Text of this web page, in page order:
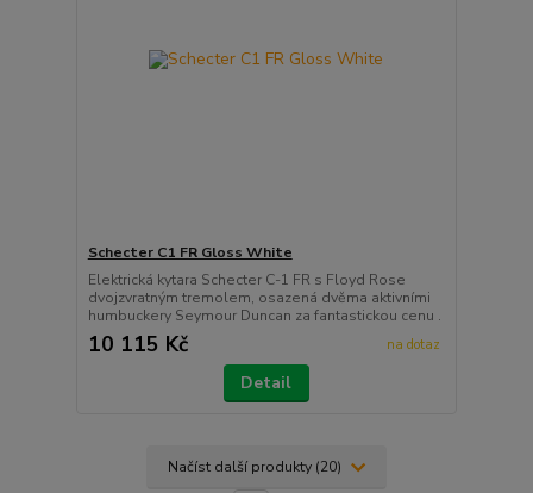
Schecter C1 FR Gloss White
Elektrická kytara Schecter C-1 FR s Floyd Rose
dvojzvratným tremolem, osazená dvěma aktivními
humbuckery Seymour Duncan za fantastickou cenu .
10 115 Kč na dotaz
Detail
Načíst další produkty (20)